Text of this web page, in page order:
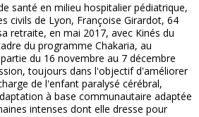
santé en milieu hospitalier pédiatrique,
civils de Lyon, Françoise Girardot, 64
retraite, en mai 2017, avec Kinés du
du programme Chakaria, au
du 16 novembre au 7 décembre
toujours dans l'objectif d'améliorer
de l'enfant paralysé cérébral,
à base communautaire adaptée
intenses dont elle dresse pour